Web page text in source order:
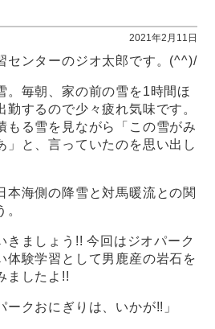
2021年2月11日
センターのジオ太郎です。(^^)/
。毎朝、家の前の雪を1時間ほ
勤するので少々疲れ気味です。
もる雪を見ながら「この雪がみ
」と、言っていたのを思い出し
本海側の降雪と対馬暖流との関
きましょう!! 今回はジオパーク
体験学習として男鹿産の岩石を
ましたよ!!
ークおにぎりは、いかが!!」